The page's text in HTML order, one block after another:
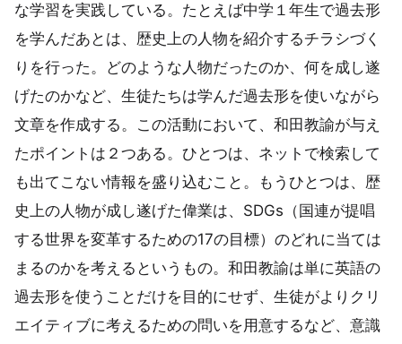
な学習を実践している。たとえば中学１年生で過去形
を学んだあとは、歴史上の人物を紹介するチラシづく
りを行った。どのような人物だったのか、何を成し遂
げたのかなど、生徒たちは学んだ過去形を使いながら
文章を作成する。この活動において、和田教諭が与え
たポイントは２つある。ひとつは、ネットで検索して
も出てこない情報を盛り込むこと。もうひとつは、歴
史上の人物が成し遂げた偉業は、SDGs（国連が提唱
する世界を変革するための17の目標）のどれに当ては
まるのかを考えるというもの。和田教諭は単に英語の
過去形を使うことだけを目的にせず、生徒がよりクリ
エイティブに考えるための問いを用意するなど、意識